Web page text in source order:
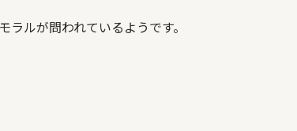
ラルが問われているようです。